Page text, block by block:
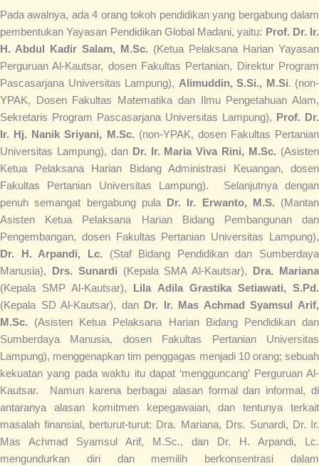
Pada awalnya, ada 4 orang tokoh pendidikan yang bergabung dalam
pembentukan Yayasan Pendidikan Global Madani, yaitu: Prof. Dr. Ir.
H. Abdul Kadir Salam, M.Sc. (Ketua Pelaksana Harian Yayasan
Perguruan Al-Kautsar, dosen Fakultas Pertanian, Direktur Program
Pascasarjana Universitas Lampung), Alimuddin, S.Si., M.Si. (non-
YPAK, Dosen Fakultas Matematika dan Ilmu Pengetahuan Alam,
Sekretaris Program Pascasarjana Universitas Lampung),
Prof. Dr.
Ir. Hj. Nanik Sriyani, M.Sc. (non-YPAK, dosen Fakultas Pertanian
Universitas Lampung), dan Dr. Ir. Maria Viva Rini, M.Sc. (Asisten
Ketua Pelaksana Harian Bidang Administrasi Keuangan, dosen
Fakultas Pertanian Universitas Lampung). Selanjutnya dengan
penuh semangat bergabung pula
Dr. Ir. Erwanto, M.S. (Mantan
Asisten Ketua Pelaksana Harian Bidang Pembangunan dan
Pengembangan, dosen Fakultas Pertanian Universitas Lampung),
Dr. H. Arpandi, Lc. (Staf Bidang Pendidikan dan Sumberdaya
Manusia),
Drs. Sunardi (Kepala SMA Al-Kautsar),
Dra. Mariana
(Kepala SMP Al-Kautsar),
Lila Adila Grastika Setiawati, S.Pd.
(Kepala SD Al-Kautsar), dan
Dr. Ir. Mas Achmad Syamsul Arif,
M.Sc. (Asisten Ketua Pelaksana Harian Bidang Pendidikan dan
Sumberdaya Manusia, dosen Fakultas Pertanian Universitas
Lampung), menggenapkan tim penggagas menjadi 10 orang; sebuah
kekuatan yang pada waktu itu dapat ‘mengguncang’ Perguruan Al-
Kautsar. Namun karena berbagai alasan formal dan informal, di
antaranya alasan komitmen kepegawaian, dan tentunya terkait
masalah finansial, berturut-turut: Dra. Mariana, Drs. Sunardi, Dr. Ir.
Mas Achmad Syamsul Arif, M.Sc., dan Dr. H. Arpandi, Lc.
mengundurkan diri dan memilih berkonsentrasi dalam